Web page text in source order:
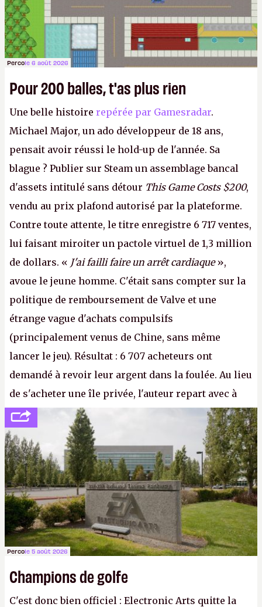
Percole 6 août 2026
Pour 200 balles, t'as plus rien
Une belle histoire repérée par Gamesradar.
Michael Major, un ado développeur de 18 ans,
pensait avoir réussi le hold-up de l'année. Sa
blague ? Publier sur Steam un assemblage bancal
d'assets intitulé sans détour This Game Costs $200,
vendu au prix plafond autorisé par la plateforme.
Contre toute attente, le titre enregistre 6 717 ventes,
lui faisant miroiter un pactole virtuel de 1,3 million
de dollars. « J'ai failli faire un arrêt cardiaque»,
avoue le jeune homme. C'était sans compter sur la
politique de remboursement de Valve et une
étrange vague d'achats compulsifs
(principalement venus de Chine, sans même
lancer le jeu). Résultat : 6 707 acheteurs ont
demandé à revoir leur argent dans la foulée. Au lieu
de s'acheter une île privée, l'auteur repart avec à
peine 2 000 dollars en poche. C'est toujours plus
cher payé que le temps passé à dev, mais ça
apprendra aux petits malins qu'on ne braque pas
Gabe Newell aussi facilement.P.
Percole 5 août 2026
Champions de golfe
C'est donc bien officiel : Electronic Arts quitte la